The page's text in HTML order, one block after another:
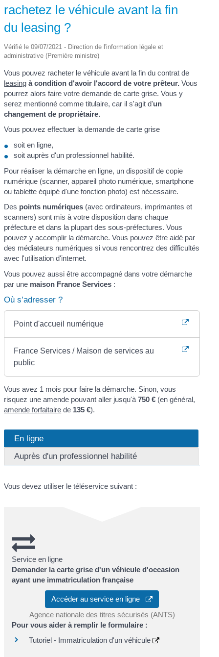
rachetez le véhicule avant la fin
du leasing ?
Vérifié le 09/07/2021 - Direction de l'information légale et
administrative (Première ministre)
Vous pouvez racheter le véhicule avant la fin du contrat de
leasing à condition d'avoir l'accord de votre prêteur. Vous
pourrez alors faire votre demande de carte grise. Vous y
serez mentionné comme titulaire, car il s'agit d'un
changement de propriétaire.
Vous pouvez effectuer la demande de carte grise
soit en ligne,
soit auprès d'un professionnel habilité.
Pour réaliser la démarche en ligne, un dispositif de copie
numérique (scanner, appareil photo numérique, smartphone
ou tablette équipé d'une fonction photo) est nécessaire.
Des points numériques (avec ordinateurs, imprimantes et
scanners) sont mis à votre disposition dans chaque
préfecture et dans la plupart des sous-préfectures. Vous
pouvez y accomplir la démarche. Vous pouvez être aidé par
des médiateurs numériques si vous rencontrez des difficultés
avec l'utilisation d'internet.
Vous pouvez aussi être accompagné dans votre démarche
par une maison France Services :
Où s’adresser ?
Point d'accueil numérique
France Services / Maison de services au
public
Vous avez 1 mois pour faire la démarche. Sinon, vous
risquez une amende pouvant aller jusqu'à750 € (en général,
amende forfaitaire de 135 €).
En ligne
Auprès d'un professionnel habilité
Vous devez utiliser le téléservice suivant :
Service en ligne
Demander la carte grise d'un véhicule d'occasion
ayant une immatriculation française
Accéder au service en ligne
Agence nationale des titres sécurisés (ANTS)
Pour vous aider à remplir le formulaire :
Tutoriel - Immatriculation d'un véhicule